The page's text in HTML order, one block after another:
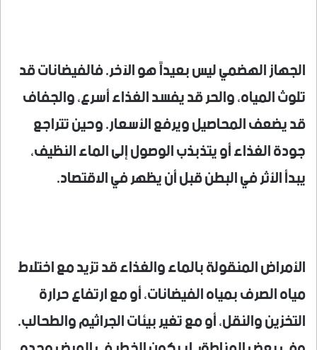
الجهاز الهضمي ليس بعيداً هو الآخر. فالفيضانات قد
تلوث المياه، والحر قد يفسد الغذاء أسرع، والجفاف
قد يضعف المحاصيل ويرفع الأسعار. وحين تتراجع
جودة الغذاء أو يتذبذب الوصول إلى الماء النظيف،
يبدأ الأثر في البطن قبل أن يظهر في الاقتصاد.
الأمراض المنقولة بالماء والغذاء قد تزيد مع اختلاط
مياه الصرف بمياه الفيضانات، أو مع ارتفاع حرارة
التخزين والنقل، أو مع تغير بيئات الجراثيم والطحالب.